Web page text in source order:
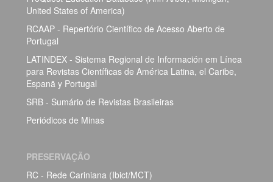
United States of America)
RCAAP - Repertório Científico de Acesso Aberto de
Portugal
LATINDEX - Sistema Regional de Información em Línea
para Revistas Científicas de América Latina, el Caribe,
Espanã y Portugal
SRB - Sumário de Revistas Brasileiras
Periódicos de Minas
PRESERVAÇÃO
RC - Rede Cariniana (Ibict/MCT)